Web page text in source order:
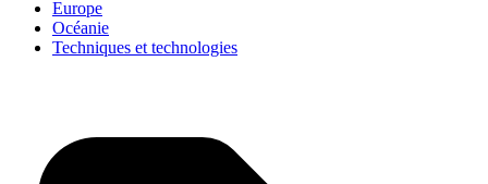
Europe
Océanie
Techniques et technologies